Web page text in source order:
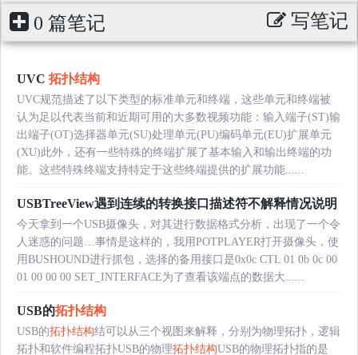
0 篇笔记 写笔记
UVC 拓扑结构
UVC规范描述了以下类型的标准单元和终端，这些单元和终端被
认为足以代表当前和近期可用的大多数视频功能：输入端子(ST)输
出端子(OT)选择器单元(SU)处理单元(PU)编码单元(EU)扩展单元
(XU)此外，还有一些特殊的终端扩展了基本输入和输出终端的功
能。这些特殊终端支持特定于这些终端提供的扩展功能......
USBTreeView遇到连续的转换接口描述符不解释情况说明
今天拿到一个USB摄像头，对其进行数据格式分析，出现了一个令
人迷惑的问题…事情是这样的，我用POTPLAYER打开摄像头，使
用BUSHOUND进行抓包，选择的备用接口是0x0c CTL 01 0b 0c 00
01 00 00 00 SET_INTERFACE为了查看该端点的数据大......
USB的拓扑结构
USB的拓扑结构结可以从三个视图来解释，分别为物理拓扑，逻辑
拓扑和软件编程拓扑USB的物理拓扑结构USB的物理拓扑指的是